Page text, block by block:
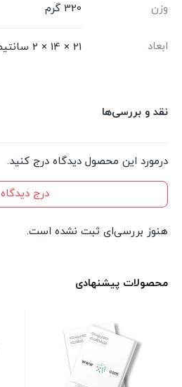
وزن 320 گرم
ابعاد 21 × 14 × 2 سانتیمتر
نقد و بررسی‌ها
درمورد این محصول دیدگاه درج کنید.
درج دیدگاه
هنوز بررسی‌ای ثبت نشده است.
محصولات پیشنهادی